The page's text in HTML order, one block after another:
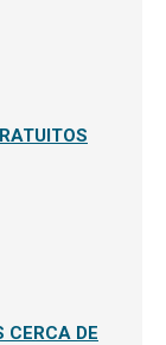
CERCA DE